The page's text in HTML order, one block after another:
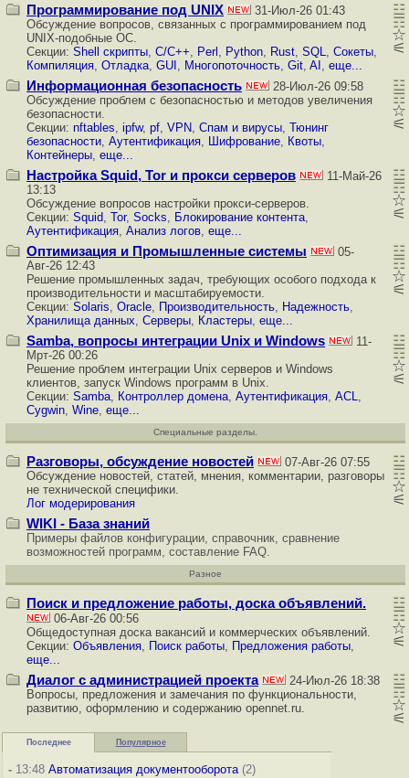
Программирование под UNIX
31-Июл-26 01:43
Обсуждение вопросов, связанных с программированием под
UNIX-подобные ОС.
Секции: Shell скрипты, C/C++, Perl , Python, Rust, SQL, Сокеты,
Компиляция, Отладка, GUI , Многопоточность, Git, AI , еще...
Информационная безопасность
28-Июл-26 09:58
Обсуждение проблем с безопасностью и методов увеличения
безопасности.
Секции: nftables, ipfw, pf, VPN, Cпам и вирусы, Тюнинг
безопасности, Аутентификация, Шифрование, Квоты,
Контейнеры, еще...
Настройка Squid, Tor и прокси серверов
11-Май-26
13:13
Обсуждение вопросов настройки прокси-серверов.
Секции: Squid, Tor, Socks, Блокирование контента,
Аутентификация, Анализ логов, еще...
Оптимизация и Промышленные системы
05-
Авг-26 12:43
Решение промышленных задач, требующих особого подхода к
производительности и масштабируемости.
Секции: Solaris, Oracle, Производительность, Надежность,
Хранилища данных, Серверы, Кластеры, еще...
Samba, вопросы интеграции Unix и Windows
11-
Мрт-26 00:26
Решение проблем интеграции Unix серверов и Windows
клиентов, запуск Windows программ в Unix.
Секции: Samba, Контроллер домена, Аутентификация, ACL,
Cygwin, Wine, еще...
Специальные разделы.
Разговоры, обсуждение новостей
07-Авг-26 07:55
Обсуждение новостей, статей, мнения, комментарии, разговоры
не технической специфики.
Лог модерирования
WIKI - База знаний
Примеры файлов конфигурации, справочник, сравнение
возможностей программ, составление FAQ.
Разное
Поиск и предложение работы, доска объявлений.
06-Авг-26 00:56
Общедоступная доска вакансий и коммерческих объявлений.
Секции: Объявления, Поиск работы, Предложения работы,
еще...
Диалог с администрацией проекта
24-Июл-26 18:38
Вопросы, предложения и замечания по функциональности,
развитию, оформлению и содержанию opennet.ru.
Последнее Популярное
- 13:48 Автоматизация документооборота(2)